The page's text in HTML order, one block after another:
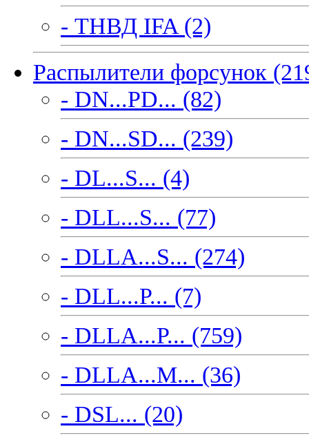
- ТНВД IFA (2)
Распылители форсунок
- DN...PD... (82)
- DN...SD... (239)
- DL...S... (4)
- DLL...S... (77)
- DLLA...S... (274)
- DLL...P... (7)
- DLLA...P... (759)
- DLLA...M... (36)
- DSL... (20)